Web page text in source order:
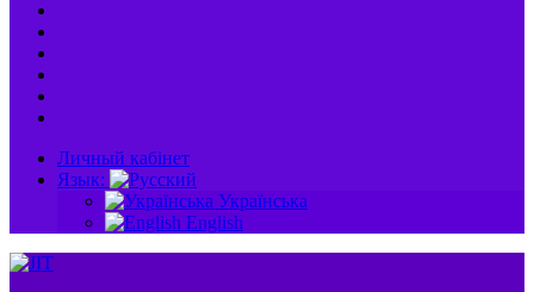
Личный кабінет
Язык:
Українська
English